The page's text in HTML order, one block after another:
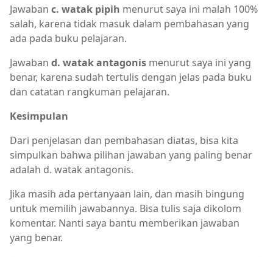
Jawaban c. watak pipih menurut saya ini malah 100%
salah, karena tidak masuk dalam pembahasan yang
ada pada buku pelajaran.
Jawaban d. watak antagonis menurut saya ini yang
benar, karena sudah tertulis dengan jelas pada buku
dan catatan rangkuman pelajaran.
Kesimpulan
Dari penjelasan dan pembahasan diatas, bisa kita
simpulkan bahwa pilihan jawaban yang paling benar
adalah d. watak antagonis.
Jika masih ada pertanyaan lain, dan masih bingung
untuk memilih jawabannya. Bisa tulis saja dikolom
komentar. Nanti saya bantu memberikan jawaban
yang benar.